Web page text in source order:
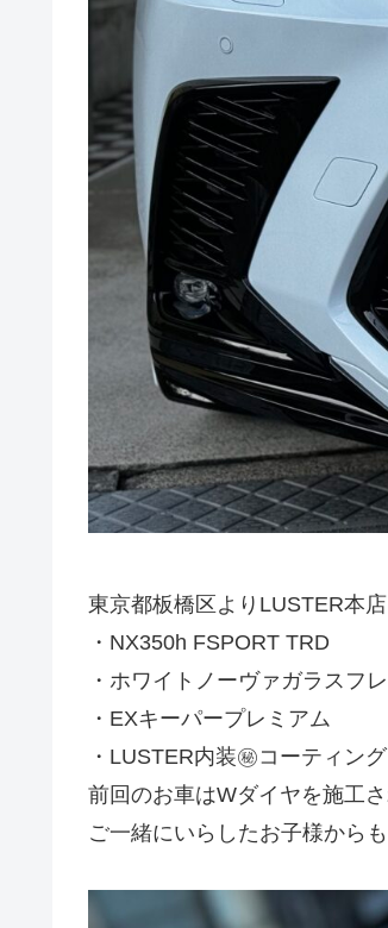
東京都板橋区よりLUSTER本
・NX350h FSPORT TRD
・ホワイトノーヴァガラスフ
・EXキーパープレミアム
・LUSTER内装㊙️コーティング
前回のお車はWダイヤを施工
ご一緒にいらしたお子様から